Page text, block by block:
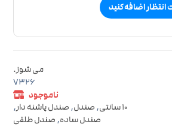
اضافه کنید
می شوز.
7326
ناموجود
10 سانتی , صندل, صندل پاشنه دار,
صندل ساده, صندل طلقی